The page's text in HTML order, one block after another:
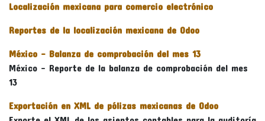
Localización mexicana para comercio electrónico
Reportes de la localización mexicana de Odoo
México - Balanza de comprobación del mes 13
México - Reporte de la balanza de comprobación del mes
13
Exportación en XML de pólizas mexicanas de Odoo